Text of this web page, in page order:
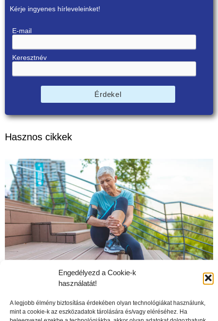
Engedélyezd a Cookie-k
használatát!
A legjobb élmény biztosítása érdekében olyan technológiákat használunk,
mint a cookie-k az eszközadatok tárolására és/vagy eléréséhez. Ha
Kérje ingyenes hírleveleinket!
E-mail
Keresztnév
Érdekel
Hasznos cikkek
A mozgás vagy a pihentetés használ a térdünknek?